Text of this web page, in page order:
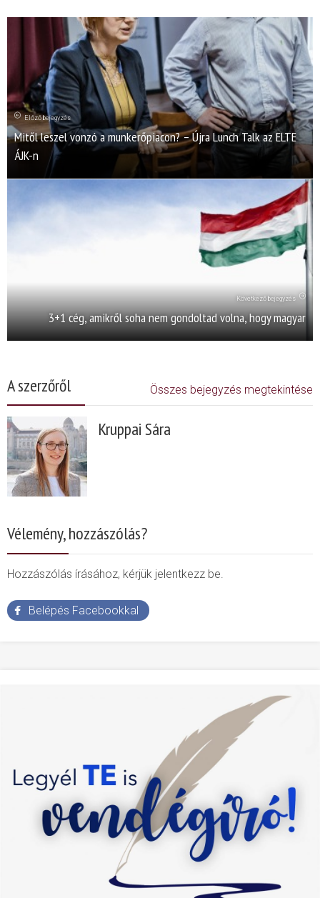
Előző bejegyzés
Mitől leszel vonzó a munkerőpiacon? – Újra Lunch Talk az ELTE
ÁJK-n
Következő bejegyzés
3+1 cég, amikről soha nem gondoltad volna, hogy magyar
A szerzőről Összes bejegyzés megtekintése
Kruppai Sára
Vélemény, hozzászólás?
Hozzászólás írásához, kérjük jelentkezz be.
Belépés Facebookkal